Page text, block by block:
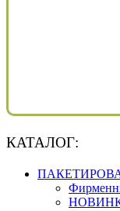
КАТАЛОГ: